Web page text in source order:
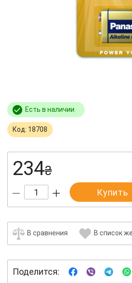
Есть в наличии
Код: 18708
234₴
Купить
В сравнения В список
Поделится: